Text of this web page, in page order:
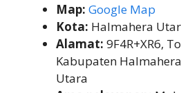
Map: Google Map
Kota: Halmahera
Alamat: 9F4R+XR6,
Kabupaten
Utara